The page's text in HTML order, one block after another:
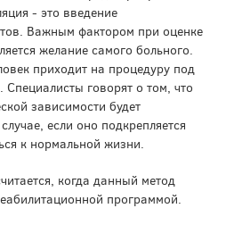
- это введение
Важным фактором при оценке
желание самого больного.
приходит на процедуру под
говорят о том, что
зависимости будет
если оно подкрепляется
к нормальной жизни.
когда данный метод
программой.